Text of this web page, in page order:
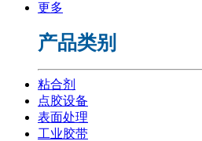
更多
产品类别
粘合剂
点胶设备
表面处理
工业胶带